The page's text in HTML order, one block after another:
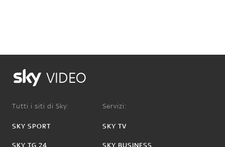
VIDEO
Tutti i siti di Sky:
SKY SPORT
SKY TG 24
Servizi:
SKY TV
SKY BUSINESS